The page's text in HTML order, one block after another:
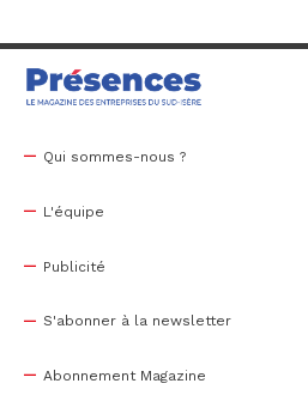
Qui sommes-nous ?
L'équipe
Publicité
S'abonner à la newsletter
Abonnement Magazine